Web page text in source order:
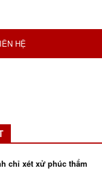
HỆ
chỉ xét xử phúc thẩm